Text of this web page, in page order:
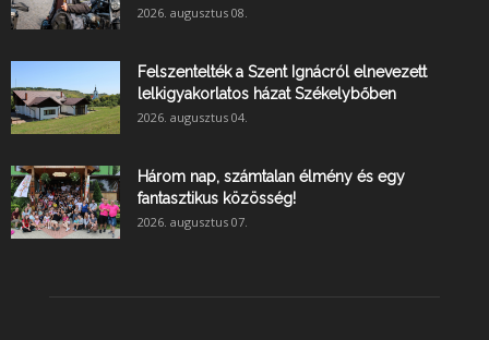
2026. augusztus 08.
Felszentelték a Szent Ignácról elnevezett
lelkigyakorlatos házat Székelybőben
2026. augusztus 04.
Három nap, számtalan élmény és egy
fantasztikus közösség!
2026. augusztus 07.